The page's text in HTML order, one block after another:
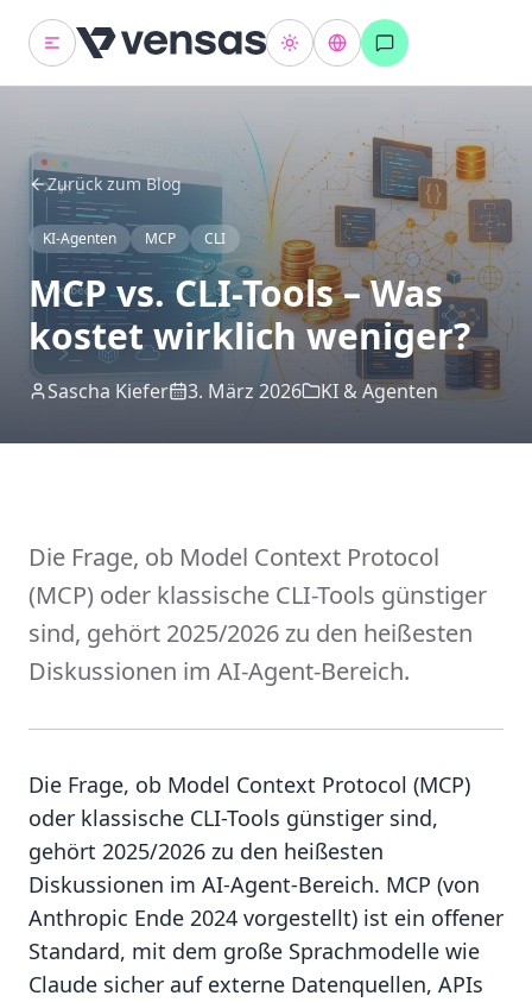
Zurück zum Blog
KI-Agenten MCP CLI
MCP vs. CLI-Tools – Was
kostet wirklich weniger?
Sascha Kiefer 3. März 2026 KI & Agenten
Die Frage, ob Model Context Protocol
(MCP) oder klassische CLI-Tools günstiger
sind, gehört 2025/2026 zu den heißesten
Diskussionen im AI-Agent-Bereich.
Die Frage, ob Model Context Protocol (MCP)
oder klassische CLI-Tools günstiger sind,
gehört 2025/2026 zu den heißesten
Diskussionen im AI-Agent-Bereich. MCP (von
Anthropic Ende 2024 vorgestellt) ist ein offener
Standard, mit dem große Sprachmodelle wie
Claude sicher auf externe Datenquellen, APIs